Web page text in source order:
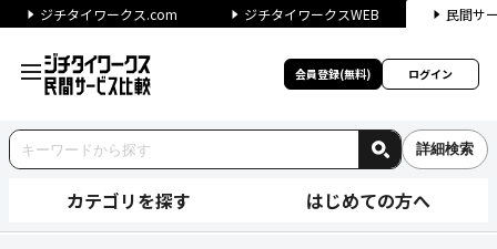
ジチタイワークス.com ジチタイワークスWEB 民間サ
会員登録(無料) ログイン
詳細検索
カテゴリを探す はじめての方へ